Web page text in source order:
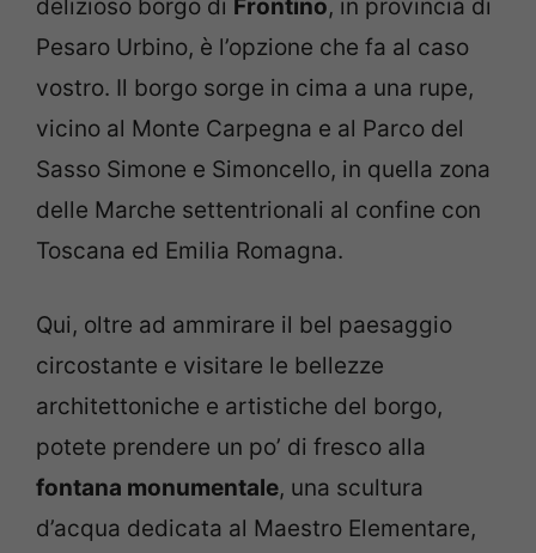
delizioso borgo di Frontino, in provincia di
Pesaro Urbino, è l’opzione che fa al caso
vostro. Il borgo sorge in cima a una rupe,
vicino al Monte Carpegna e al Parco del
Sasso Simone e Simoncello, in quella zona
delle Marche settentrionali al confine con
Toscana ed Emilia Romagna.
Qui, oltre ad ammirare il bel paesaggio
circostante e visitare le bellezze
architettoniche e artistiche del borgo,
potete prendere un po’ di fresco alla
fontana monumentale, una scultura
d’acqua dedicata al Maestro Elementare,